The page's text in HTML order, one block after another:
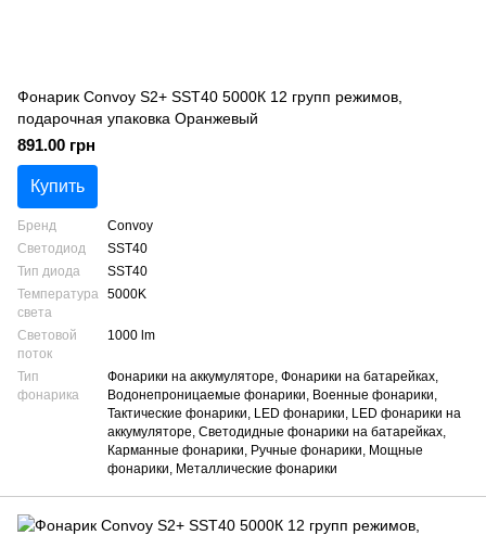
Фонарик Convoy S2+ SST40 5000К 12 групп режимов,
подарочная упаковка Оранжевый
891.00 грн
Купить
Бренд
Convoy
Светодиод
SST40
Тип диода
SST40
Температура
света
5000K
Световой
поток
1000 lm
Тип
фонарика
Фонарики на аккумуляторе, Фонарики на батарейках,
Водонепроницаемые фонарики, Военные фонарики,
Тактические фонарики, LED фонарики, LED фонарики на
аккумуляторе, Светодидные фонарики на батарейках,
Карманные фонарики, Ручные фонарики, Мощные
фонарики, Металлические фонарики